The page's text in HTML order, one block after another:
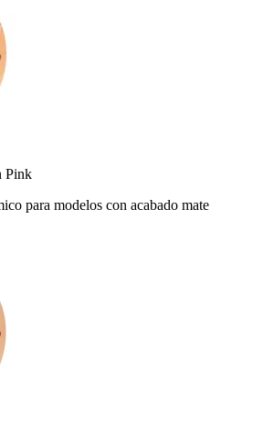
Pink
para modelos con acabado mate